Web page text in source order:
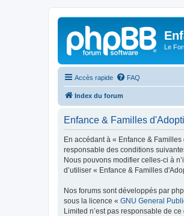
Le
Accès rapide FAQ
Index du forum
Enfance & Familles
En accédant à « Enfance &
responsable des conditions
Nous pouvons modifier celles-ci à
d’utiliser « Enfance & Familles
Nos forums sont développés par
sous la licence « GNU General
Limited n’est pas responsable de